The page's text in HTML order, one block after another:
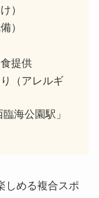
）
）
提供
（アレルギ
海公園駅」
しめる複合スポ